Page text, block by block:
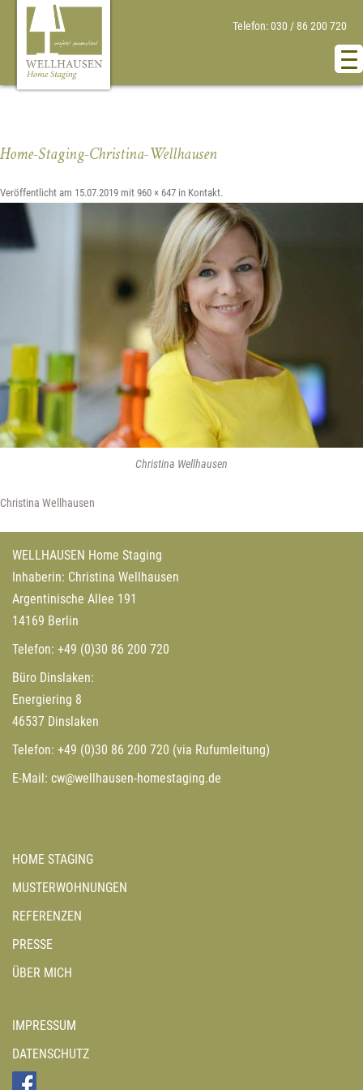
Telefon: 030 / 86 200 720
Home-Staging-Christina-Wellhausen
Veröffentlicht am 15.07.2019 mit 960 × 647 in Kontakt.
Christina Wellhausen
Christina Wellhausen
WELLHAUSEN Home Staging
Inhaberin: Christina Wellhausen
Argentinische Allee 191
14169 Berlin
Telefon: +49 (0)30 86 200 720
Büro Dinslaken:
Energiering 8
46537 Dinslaken
Telefon: +49 (0)30 86 200 720 (via Rufumleitung)
E-Mail: cw@wellhausen-homestaging.de
HOME STAGING
MUSTERWOHNUNGEN
REFERENZEN
PRESSE
ÜBER MICH
IMPRESSUM
DATENSCHUTZ